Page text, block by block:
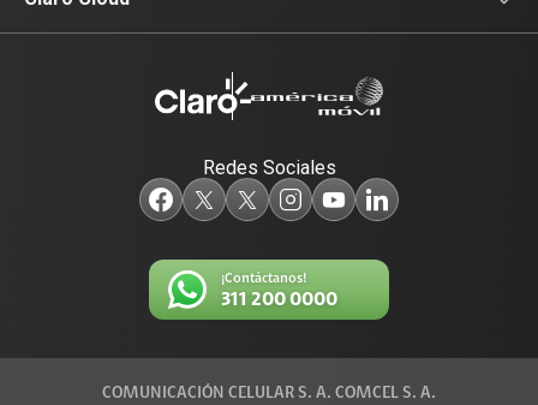
Redes Sociales
¡Contáctanos!
311 200 0000
COMUNICACIÓN CELULAR S. A. COMCEL S. A.